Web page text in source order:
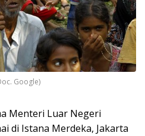
Google)
Menteri Luar Negeri
di Istana Merdeka, Jakarta